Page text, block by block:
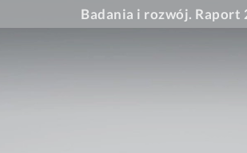
Badania i rozwój. Raport